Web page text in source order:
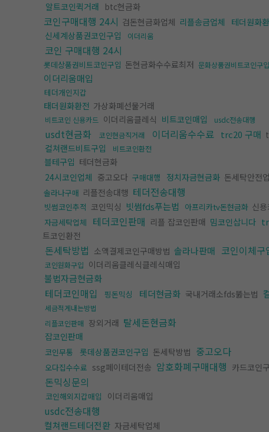
알트코인퀵거래 btc현금화
코인구매대행 24시 검돈현금화업체 리플송금업체 테더원화
신세계상품권코인구입
이더리움
코인 구매대행 24시
롯데상품권비트코인구입 돈현금화수수료최저 문화상품권비트코인구입
이더리움매입
테더개인지갑
태더원화환전 가상화폐선물거래
비트코인 신용카드 이더리움클레식 비트코인매입 usdc전송대행
usdt현금화 코인현금직거래 이더리움수수료 trc20 구매
컬쳐랜드비트구입 비트코인환전
블테구입 테더현금화
24시코인업체 중고오다 구매대행 정치자금현금화 돈세탁안전
솔라나구매 리플전송대행 테더전송대행
빗썸코인추적 코인믹싱 빗썸fds푸는법 아프리카tv돈현금화 신
자금세탁업체 테더코인판매 리플 잡코인판매 밈코인삽니다
트코인환전
돈세탁방법 소액결제코인구매방법 솔라나판매 코인이체구
코인원화구입 이더리움클레식클레식매입
불법자금현금화
테더코인매입 핑돈믹싱 테더현금화 국내거래소fds뚫는법
세금적게내는방법
리플코인판매 장외거래 탈세돈현금화
잡코인판매
코인무통 롯데상품권코인구입 돈세탁방법 중고오다
오다집수수료 ssg페이테더전송 암호화폐구매대행 카드코인
돈믹싱문의
코인해외지갑매입 이더리움매입
usdc전송대행
컬쳐랜드테더전환 자금세탁업체